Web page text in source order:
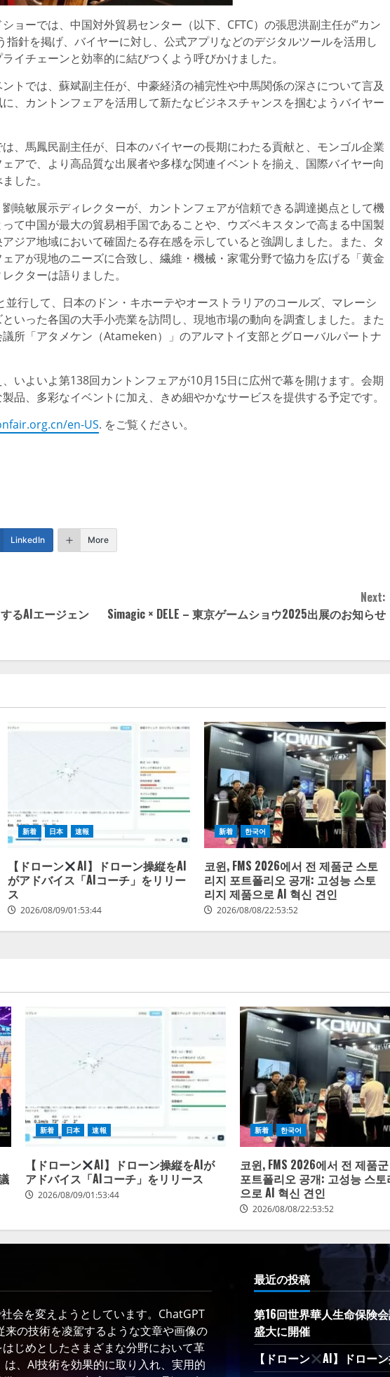
ョーでは、中国対外貿易センター（以下、CFTC）の張思洪副主任が”カン
指針を掲げ、バイヤーに対し、公式アプリなどのデジタルツールを活用し
イチェーンと効率的に結びつくよう呼びかけました。
トでは、蘇斌副主任が、中豪経済の補完性や中馬関係の深さについて言及
、カントンフェアを活用して新たなビジネスチャンスを掴むようバイヤー
、馬鳳民副主任が、日本のバイヤーの長期にわたる貢献と、モンゴル企業
アで、より高品質な出展者や多様な関連イベントを揃え、国際バイヤー向
した。
暁敏展示ディレクターが、カントンフェアが信頼できる調達拠点として機
て中国が最大の貿易相手国であることや、ウズベキスタンで高まる中国製
ジア地域において確固たる存在感を示していると強調しました。また、タ
アが現地のニーズに合致し、繊維・機械・家電分野で協力を広げる「黄金
クターは語りました。
並行して、日本のドン・キホーテやオーストラリアのコールズ、マレーシ
いった各国の大手小売業を訪問し、現地市場の動向を調査しました。また
所「アタメケン（Atameken）」のアルマトイ支部とグローバルパートナ
いよいよ第138回カントンフェアが10月15日に広州で幕を開けます。会期
品、多彩なイベントに加え、きめ細やかなサービスを提供する予定です。
en-US. をご覧ください。
LinkedIn More
るAIエージェン
Next:
Simagic × DELE – 東京ゲームショウ2025出展のお知らせ
新着 日本 速報
【ドローン
AI】ドローン操縦をAI
がアドバイス「AIコーチ」をリリー
ス
2026/08/09/01:53:44
新着 한국어
코윈, FMS 2026에서 전 제품군 스토
리지 포트폴리오 공개: 고성능 스토
리지 제품으로 AI 혁신 견인
2026/08/08/22:53:52
新着 日本 速報
【ドローン
AI】ドローン操縦をAIが
アドバイス「AIコーチ」をリリース
2026/08/09/01:53:44
新着 한국어
코윈, FMS 2026에서 전 제품
포트폴리오 공개: 고성능 스
으로 AI 혁신 견인
2026/08/08/22:53:52
会を変えようとしています。ChatGPT
の技術を凌駕するような文章や画像の
じめとしたさまざまな分野において革
、AI技術を効果的に取り入れ、実用的
最近の投稿
第16回世界華人生命保険
盛大に開催
【ドローン
AI】ドロー